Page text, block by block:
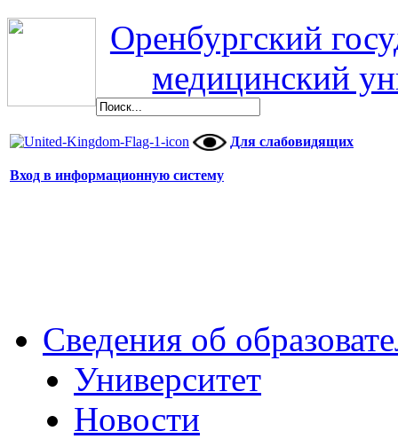
Оренбургский
медицинский
Для слабовидящих
Вход в информационную систему
Сведения об
Университет
Новости